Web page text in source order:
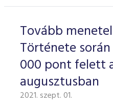
Tovább
Története
000 pont felett
augusztusban
2021. szept. 01.